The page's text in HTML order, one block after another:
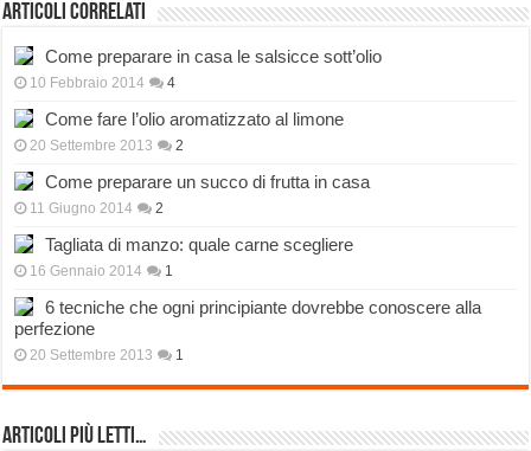
Articoli correlati
Come preparare in casa le salsicce sott’olio
10 Febbraio 2014 4
Come fare l’olio aromatizzato al limone
20 Settembre 2013 2
Come preparare un succo di frutta in casa
11 Giugno 2014 2
Tagliata di manzo: quale carne scegliere
16 Gennaio 2014 1
6 tecniche che ogni principiante dovrebbe conoscere alla
perfezione
20 Settembre 2013 1
Articoli più Letti…